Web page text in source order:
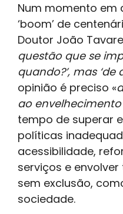
Num momento em
‘boom’ de
Doutor João
questão que se
quando?’, mas ‘de
opinião é preciso «
ao
tempo de superar
políticas
acessibilidade,
serviços e
sem exclusão,
sociedade.